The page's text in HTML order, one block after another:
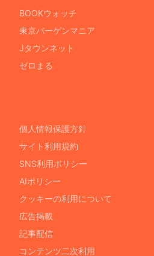
BOOKウォッチ
東京バーゲンマニア
Jタウンネット
ゼロまる
個人情報保護方針
サイト利用規約
SNS利用ポリシー
AIポリシー
クッキーの利用について
広告掲載
記事配信
コンテンツ二次利用